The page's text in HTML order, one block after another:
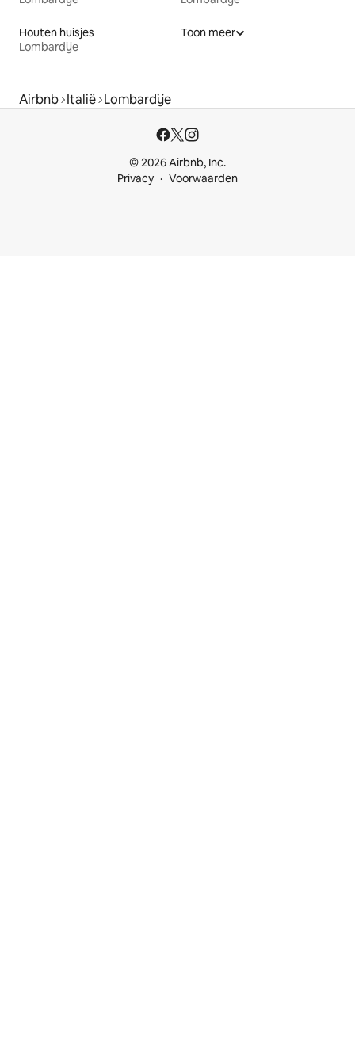
Houten huisjes
Lombardije
Toon meer
Airbnb Italië Lombardije
© 2026 Airbnb, Inc.
Privacy
Voorwaarden